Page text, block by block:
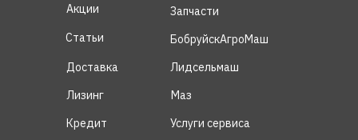
Акции
Статьи
Кредит
Лизинг
Услуги сервиса
Доставка
Маз
Лидсельмаш
БобруйскАгроМаш
Запчасти